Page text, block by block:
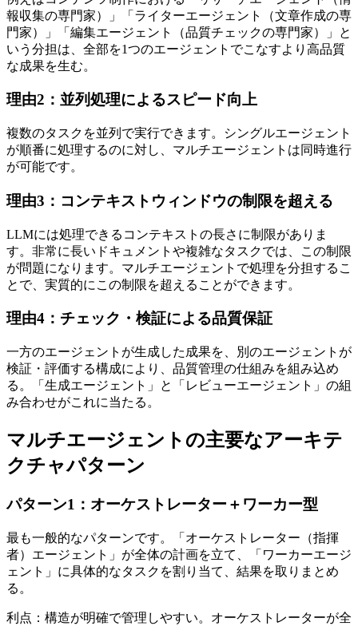
報収集の専門家）」「ライターエージェント（文章作成の専
門家）」「編集エージェント（品質チェックの専門家）」と
いう分担は、全部を1つのエージェントでこなすより高品質
な成果を生む。
理由2：並列処理によるスピード向上
複数のタスクを並列で実行できます。シングルエージェント
が順番に処理するのに対し、マルチエージェントは同時進行
が可能です。
理由3：コンテキストウィンドウの制限を超える
LLMには処理できるコンテキストの長さに制限がありま
す。非常に長いドキュメントや複雑なタスクでは、この制限
が問題になります。マルチエージェントで処理を分担するこ
とで、実質的にこの制限を超えることができます。
理由4：チェック・検証による品質保証
一方のエージェントが生成した成果を、別のエージェントが
検証・評価する構成により、品質管理の仕組みを組み込め
る。「生成エージェント」と「レビューエージェント」の組
み合わせがこれに当たる。
マルチエージェントの主要なアーキテ
クチャパターン
パターン1：オーケストレーター＋ワーカー型
最も一般的なパターンです。「オーケストレーター（指揮
者）エージェント」が全体の計画を立て、「ワーカーエージ
ェント」に具体的なタスクを割り当て、結果を取りまとめ
る。
利点：構造が明確で管理しやすい。オーケストレーターが全